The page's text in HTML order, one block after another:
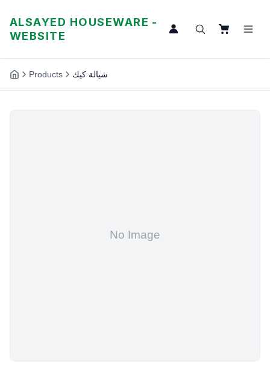
ALSAYED HOUSEWARE -
WEBSITE
Products شيالة كيك